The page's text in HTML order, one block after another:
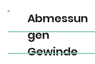
Gewinde
Abmessun
gen